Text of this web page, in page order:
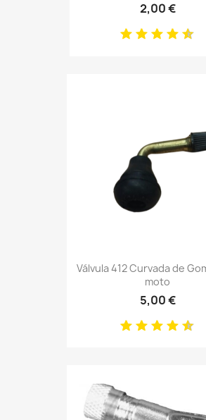
2,00 €
Válvula 412 Curvada de
moto
5,00 €